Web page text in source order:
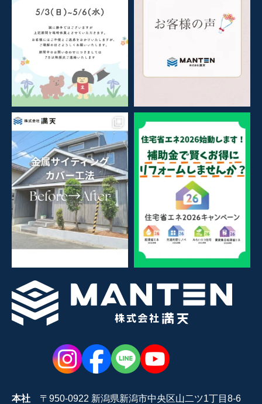
本社 〒950-0922 新潟県新潟市中央区山二ツ1丁目8-6